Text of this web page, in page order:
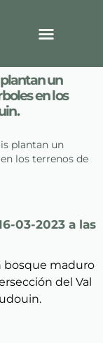
plantan un
en los
plantan un
los terrenos de
03-2023 a las
bosque maduro
del Val